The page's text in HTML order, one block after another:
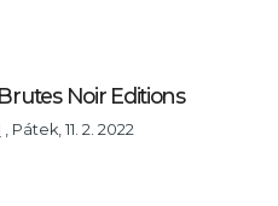
Noir Editions
Pátek, 11. 2. 2022